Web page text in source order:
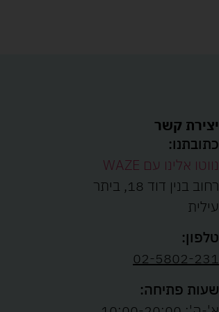
יצירת קשר
כתובתנו:
נווטו אלינו עם WAZE
רחוב בנין דוד 18, ביתר
עילית
טלפון:
02-5802-231
שעות פתיחה: